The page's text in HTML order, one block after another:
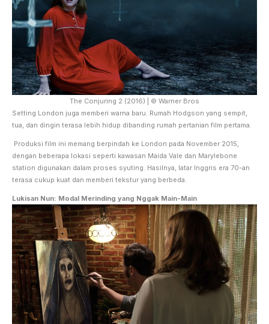
The Conjuring 2 (2016) | © Warner Bros
Setting London juga memberi warna baru. Rumah Hodgson yang sempit,
tua, dan dingin terasa lebih hidup dibanding rumah pertanian film pertama.
Produksi film ini memang berpindah ke London pada November 2015,
dengan beberapa lokasi seperti kawasan Maida Vale dan Marylebone
station digunakan dalam proses syuting. Hasilnya, latar Inggris era 70-an
terasa cukup kuat dan memberi tekstur yang berbeda.
Lukisan Nun: Modal Merinding yang Nggak Main-Main